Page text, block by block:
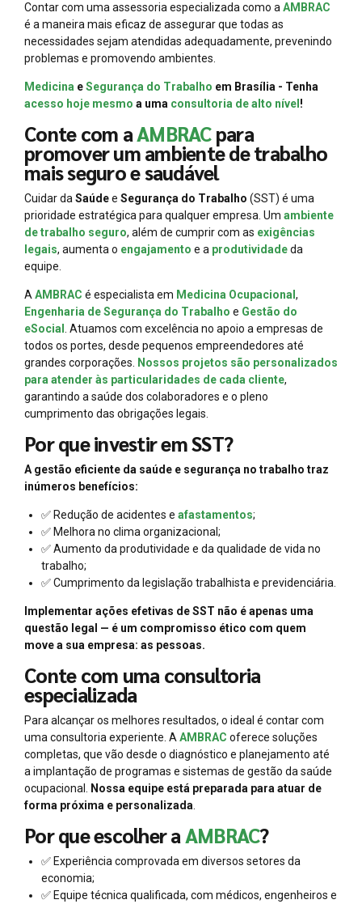
Contar com uma assessoria especializada como a AMBRAC
é a maneira mais eficaz de assegurar que todas as
necessidades sejam atendidas adequadamente, prevenindo
problemas e promovendo ambientes.
Medicina eSegurança do Trabalho em Brasília - Tenha
acesso hoje mesmo a uma consultoria de alto nível !
Conte com aAMBRACpara
promover um ambiente de trabalho
mais seguro e saudável
Cuidar da Saúdee Segurança do Trabalho (SST) é uma
prioridade estratégica para qualquer empresa. Um ambiente
de trabalho seguro, além de cumprir com as exigências
legais, aumenta o engajamento e a produtividadeda
equipe.
A AMBRAC é especialista em Medicina Ocupacional ,
Engenharia de Segurança do Trabalho e Gestão do
eSocial
. Atuamos com excelência no apoio a empresas de
todos os portes, desde pequenos empreendedores até
grandes corporações.
Nossos projetos são personalizados
para atender às particularidades de cada cliente,
garantindo a saúde dos colaboradores e o pleno
cumprimento das obrigações legais.
Por que investir em SST?
A gestão eficiente da saúde e segurança no trabalho traz
inúmeros benefícios:
✅ Redução de acidentes e afastamentos;
✅ Melhora no clima organizacional;
✅ Aumento da produtividade e da qualidade de vida no
trabalho;
✅ Cumprimento da legislação trabalhista e previdenciária.
Implementar ações efetivas de SST não é apenas uma
questão legal — é um compromisso ético com quem
move a sua empresa: as pessoas.
Conte com uma consultoria
especializada
Para alcançar os melhores resultados, o ideal é contar com
uma consultoria experiente. A AMBRAC oferece soluções
completas, que vão desde o diagnóstico e planejamento até
a implantação de programas e sistemas de gestão da saúde
ocupacional.
Nossa equipe está preparada para atuar de
forma próxima e personalizada
Por que escolher aAMBRAC?
✅ Experiência comprovada em diversos setores da
economia;
✅ Equipe técnica qualificada, com médicos, engenheiros e